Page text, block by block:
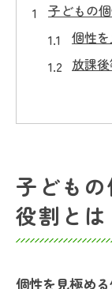
子どもの
個性
放課
放課後等
個性
保育
放課
子ども
役割とは
個性を見極め